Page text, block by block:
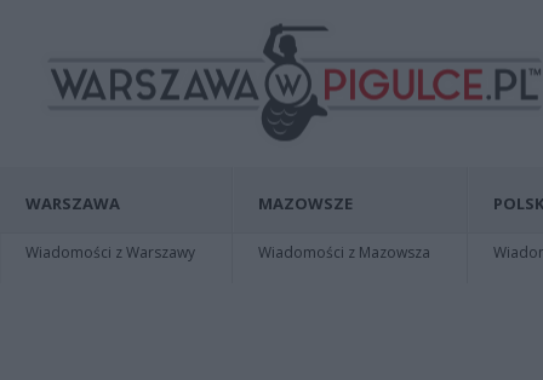
WARSZAWA
Wiadomości z Warszawy
MAZOWSZE
Wiadomości z Mazowsza